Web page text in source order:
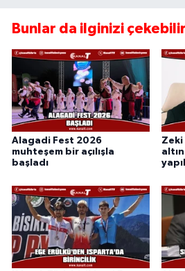
Bunlar da ilginizi çekebilir
Alagadi Fest 2026
muhteşem bir açılışla
başladı
Zeki